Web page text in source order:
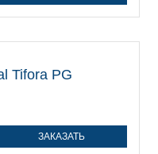
ЗАКАЗАТЬ